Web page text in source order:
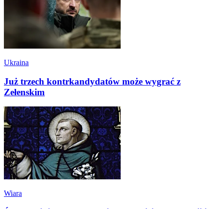
Ukraina
Już trzech kontrkandydatów może wygrać z
Zełenskim
Wiara